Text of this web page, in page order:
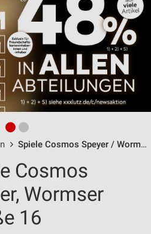
Spiele Cosmos Speyer / Wormser Straße 16 - Öffnungszeiten & Adresse
Cosmos
Wormser
16